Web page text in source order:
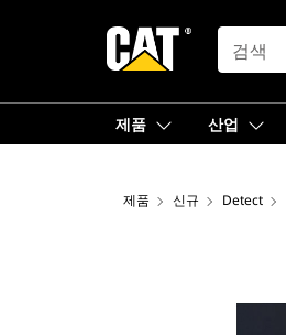
SEARCH
제품 산업
제품 신규 Detect